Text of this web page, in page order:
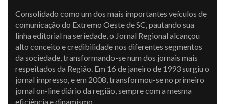
Consolidado como um dos mais importantes veículos de
comunicação do Extremo Oeste de SC, pautando sua
linha editorial na seriedade, o Jornal Regional alcançou
alto conceito e credibilidade nos diferentes segmentos
da sociedade, transformando-se num dos jornais mais
respeitados da Região. Em 16 de janeiro de 1993 surgiu o
jornal impresso, e em 2008, transformou-se no primeiro
jornal on-line diário da região, sempre com a mesma
eficiência e dinamismo.